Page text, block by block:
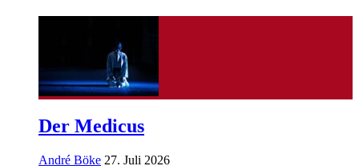
Der Medicus
André Böke 27. Juli 2026